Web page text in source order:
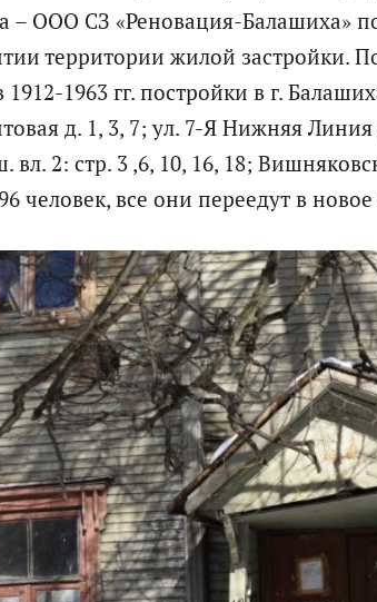
– ООО СЗ «Реновация-Балашиха»
территории жилой застройки.
1963 гг. постройки в г.
д. 1, 3, 7; ул. 7-Я Нижняя
вл. 2: стр. 3 ,6, 10, 16, 18;
человек, все они переедут в